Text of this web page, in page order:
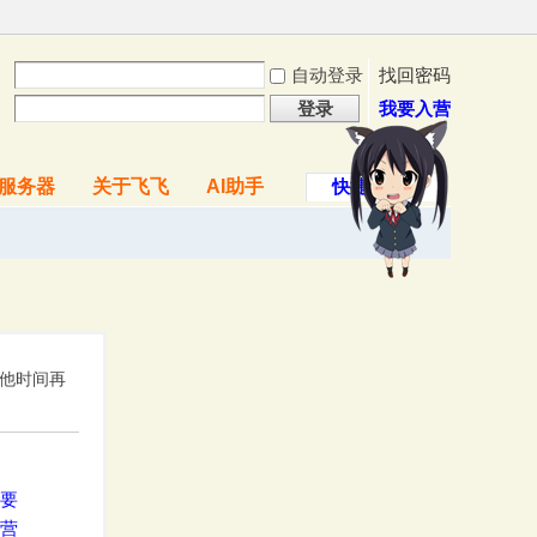
自动登录
找回密码
登录
我要入营
快捷导航
务器 关于飞飞 AI助手
时间再